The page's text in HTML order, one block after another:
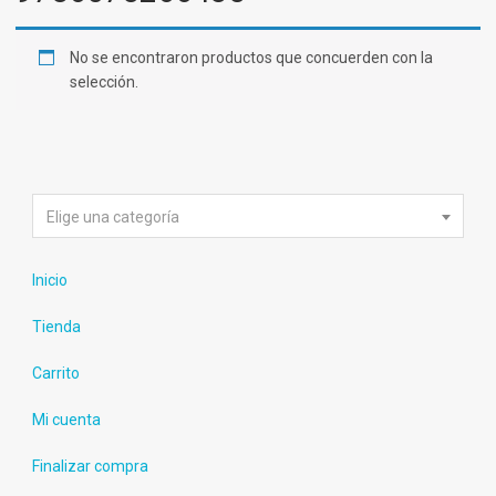
No se encontraron productos que concuerden con la
selección.
Elige una categoría
Inicio
Tienda
Carrito
Mi cuenta
Finalizar compra